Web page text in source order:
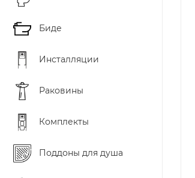
Биде
Инсталляции
Раковины
Комплекты
Поддоны для душа